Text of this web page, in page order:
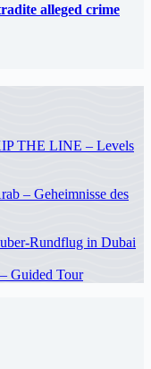
alleged crime
THE LINE – Levels
– Geheimnisse des
Rundflug in Dubai
Guided Tour